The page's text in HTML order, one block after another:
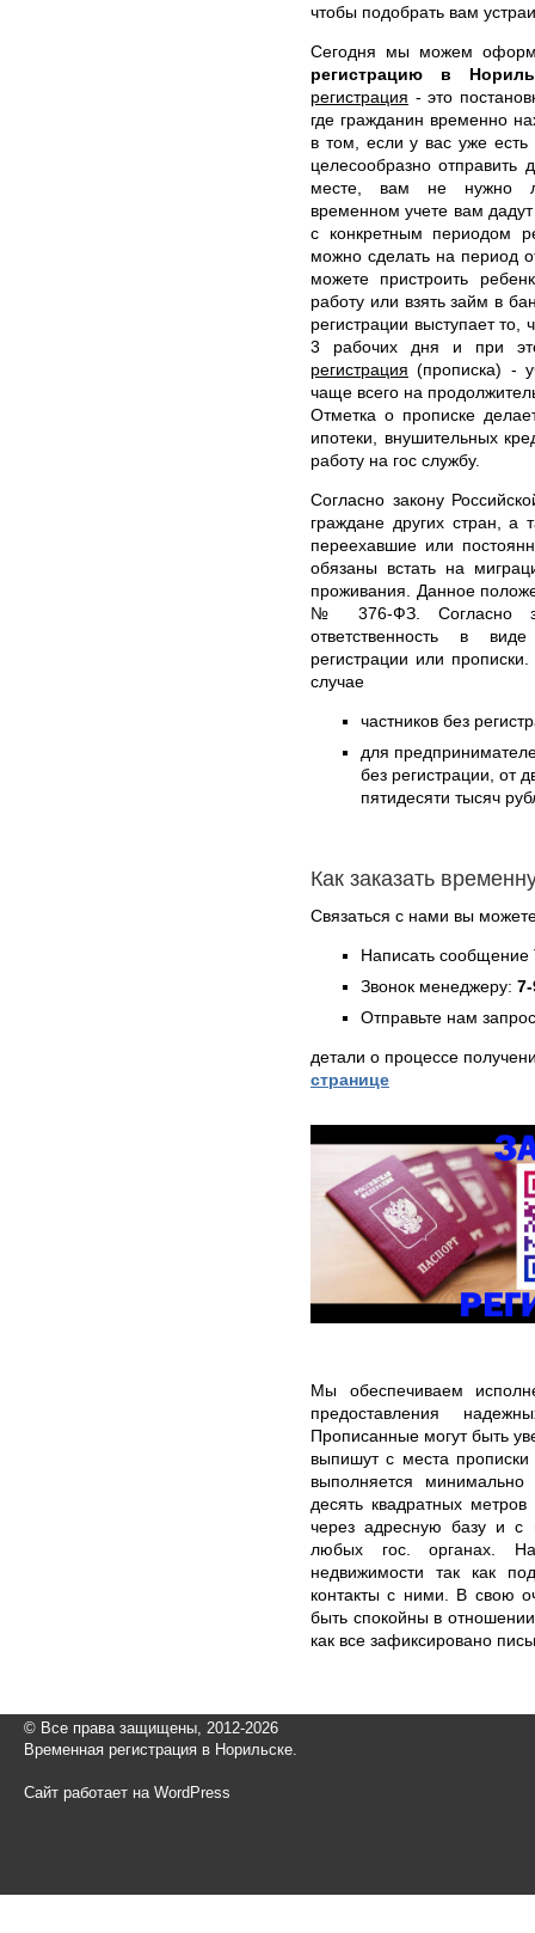
чтобы подобрать вам
Сегодня мы можем
регистрацию в
регистрация - это
где гражданин временно
в том, если у вас уже
целесообразно отправить
месте, вам не нужно
временном учете вам
с конкретным периодом
можно сделать на период
можете пристроить
работу или взять займ в
регистрации выступает
3 рабочих дня и при
регистрация (прописка) -
чаще всего на
Отметка о прописке
ипотеки, внушительных
работу на гос службу.
Согласно закону
граждане других стран, а
переехавшие или
обязаны встать на
проживания. Данное
№ 376-ФЗ. Согласно
ответственность в
регистрации или
случае
частников без
для
без регистрации, от
пятидесяти тысяч
Как заказать
Связаться с нами вы
Написать
Звонок менеджеру:
Отправьте нам
детали о процессе
странице
Мы обеспечиваем
предоставления
Прописанные могут быть
выпишут с места
выполняется
десять квадратных
через адресную базу и с
любых гос. органах.
недвижимости так как
контакты с ними. В свою
быть спокойны в
как все зафиксировано
© Все права защищены, 2012-2026
Временная регистрация в Норильске.
Сайт работает на WordPress